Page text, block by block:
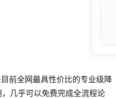
前全网最具性价比的专业级降
几乎可以免费完成全流程论